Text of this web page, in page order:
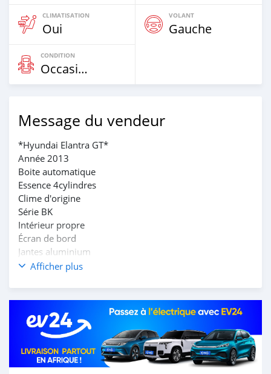
CLIMATISATION
Oui
VOLANT
Gauche
CONDITION
Occasion
Message du vendeur
*Hyundai Elantra GT*
Année 2013
Boite automatique
Essence 4cylindres
Clime d'origine
Série BK
Intérieur propre
Écran de bord
Jantes aluminium
Papiers à jour
*Prix 3.600.000 à revoir*
Afficher plus